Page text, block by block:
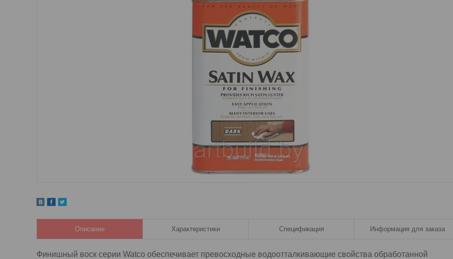
Описание Характеристики Спецификация Информация для заказа
Финишный воск серии Watco обеспечивает превосходные водоотталкивающие свойства обработанной